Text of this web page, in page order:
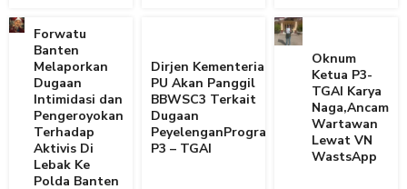
Forwatu
Banten
Melaporkan
Dugaan
Intimidasi dan
Pengeroyokan
Terhadap
Aktivis Di
Lebak Ke
Polda Banten
Dirjen Kementerian
PU Akan Panggil
BBWSC3 Terkait
Dugaan
PeyelenganProgram
P3 – TGAI
Oknum
Ketua P3-
TGAI Karya
Naga,Ancam
Wartawan
Lewat VN
WastsApp